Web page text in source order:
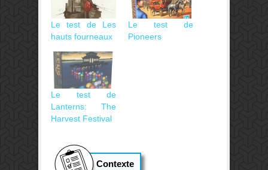
Le test de Les
hauts fourneaux
Le test de
Pioneers
Le test de
Lanterns: The
Harvest Festival
Contexte